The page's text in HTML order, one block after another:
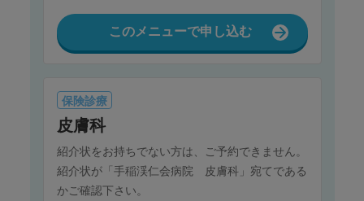
このメニューで申し込む
保険診療
皮膚科
紹介状をお持ちでない方は、ご予約できません。
紹介状が「手稲渓仁会病院 皮膚科」宛てである
かご確認下さい。